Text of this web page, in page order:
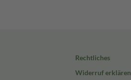
Rechtliches
Widerruf erklären